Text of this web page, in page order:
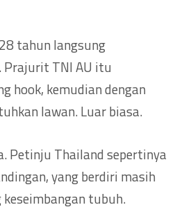
tahun langsung
Prajurit TNI AU itu
hook, kemudian dengan
lawan. Luar biasa.
Petinju Thailand sepertinya
yang berdiri masih
tubuh.